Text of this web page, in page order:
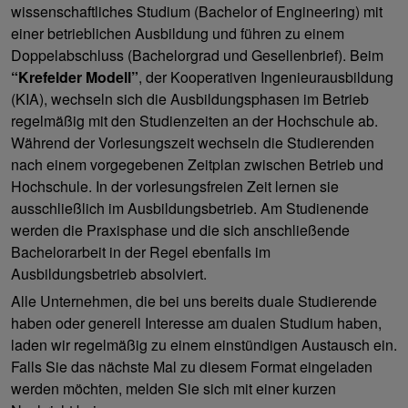
wissenschaftliches Studium (Bachelor of Engineering) mit
einer betrieblichen Ausbildung und führen zu einem
Doppelabschluss (Bachelorgrad und Gesellenbrief). Beim
“Krefelder Modell”, der Kooperativen Ingenieurausbildung
(KIA), wechseln sich die Ausbildungsphasen im Betrieb
regelmäßig mit den Studienzeiten an der Hochschule ab.
Während der Vorlesungszeit wechseln die Studierenden
nach einem vorgegebenen Zeitplan zwischen Betrieb und
Hochschule. In der vorlesungsfreien Zeit lernen sie
ausschließlich im Ausbildungsbetrieb. Am Studienende
werden die Praxisphase und die sich anschließende
Bachelorarbeit in der Regel ebenfalls im
Ausbildungsbetrieb absolviert.
Alle Unternehmen, die bei uns bereits duale Studierende
haben oder generell Interesse am dualen Studium haben,
laden wir regelmäßig zu einem einstündigen Austausch ein.
Falls Sie das nächste Mal zu diesem Format eingeladen
werden möchten, melden Sie sich mit einer kurzen